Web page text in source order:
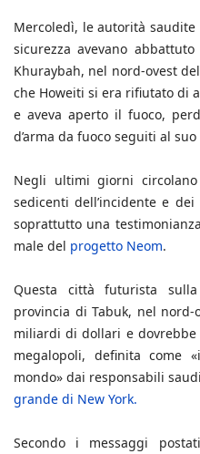
Mercoledì, le autorità saudite
sicurezza avevano abbattuto
Khuraybah, nel nord-ovest
che Howeiti si era rifiutato di
e aveva aperto il fuoco,
d’arma da fuoco seguiti al suo
Negli ultimi giorni
sedicenti dell’incidente e
soprattutto una
male del progetto Neom.
Questa città futurista
provincia di Tabuk, nel nord-
miliardi di dollari e dovrebbe
megalopoli, definita come
mondo» dai responsabili
grande di New York.
Secondo i messaggi